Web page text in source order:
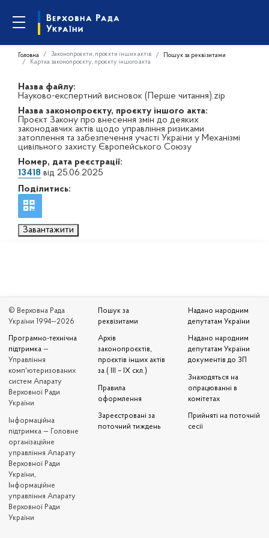
Головна Законопроєкти, проєкти інших актів
Пошук за реквізитами
Картка законопроєкту, проєкту іншого акта
Назва файлу:
Науково-експертний висновок (Перше читання).zip
Назва законопроєкту, проєкту іншого акта:
Проєкт Закону про внесення змін до деяких
законодавчих актів щодо управління ризиками
затоплення та забезпечення участі України у Механізмі
цивільного захисту Європейського Союзу
Номер, дата реєстрації:
13418 від 25.06.2025
Поділитись:
Завантажити
© Верховна Рада
України 1994—2026
Програмно-технічна
підтримка —
Управління
комп'ютеризованих
систем Апарату
Верховної Ради
України
Iнформаційна
підтримка — Головне
організаційне
управління Апарату
Верховної Ради
України,
Інформаційне
управління Апарату
Верховної Ради
України
Пошук за
реквізитами
Архів
законопроєктів,
проєктів інших актів
за ( III – IX скл.)
Правила
оформлення
Зареєстровані за
поточний тиждень
Надано народним
депутатам України
Надано народним
депутатам України
документів до ЗП
Знаходяться на
опрацюванні в
комітетах
Прийняті на поточній
сесії